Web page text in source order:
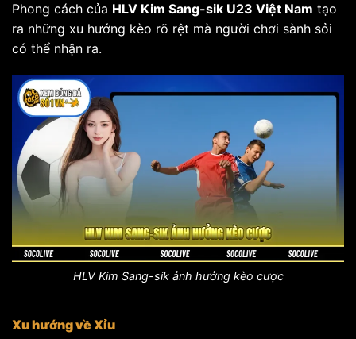
Phong cách của HLV Kim Sang-sik U23 Việt Nam tạo
ra những xu hướng kèo rõ rệt mà người chơi sành sỏi
có thể nhận ra.
HLV Kim Sang-sik ảnh hưởng kèo cược
Xu hướng về Xỉu